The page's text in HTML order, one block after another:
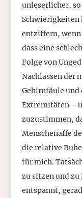
unleserlicher,
Schwierigkeiten
entziffern, wenn
dass eine
Folge von
Nachlassen der
Gehirnfäule und
Extremitäten –
zuzustimmen,
Menschenaffe
die relative
für mich.
zu sitzen und
entspannt,